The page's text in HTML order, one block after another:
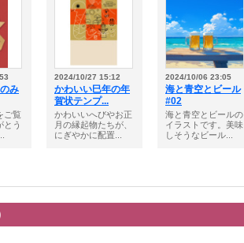
み
ご覧
とう
2024/10/27 15:12
かわいい巳年の年
賀状テンプ...
かわいいへびやお正
月の縁起物たちが、
にぎやかに配置...
2024/10/06 23:05
海と青空とビール
#02
海と青空とビールの
イラストです。美味
しそうなビール...